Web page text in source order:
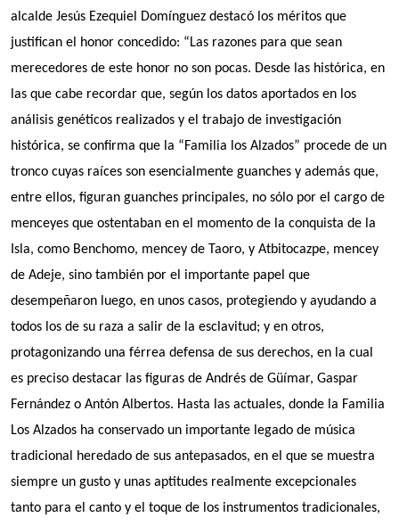
alcalde Jesús Ezequiel Domínguez destacó los méritos que
justifican el honor concedido: “Las razones para que sean
merecedores de este honor no son pocas. Desde las histórica, en
las que cabe recordar que, según los datos aportados en los
análisis genéticos realizados y el trabajo de investigación
histórica, se confirma que la “Familia los Alzados” procede de un
tronco cuyas raíces son esencialmente guanches y además que,
entre ellos, figuran guanches principales, no sólo por el cargo de
menceyes que ostentaban en el momento de la conquista de la
Isla, como Benchomo, mencey de Taoro, y Atbitocazpe, mencey
de Adeje, sino también por el importante papel que
desempeñaron luego, en unos casos, protegiendo y ayudando a
todos los de su raza a salir de la esclavitud; y en otros,
protagonizando una férrea defensa de sus derechos, en la cual
es preciso destacar las figuras de Andrés de Güímar, Gaspar
Fernández o Antón Albertos. Hasta las actuales, donde la Familia
Los Alzados ha conservado un importante legado de música
tradicional heredado de sus antepasados, en el que se muestra
siempre un gusto y unas aptitudes realmente excepcionales
tanto para el canto y el toque de los instrumentos tradicionales,